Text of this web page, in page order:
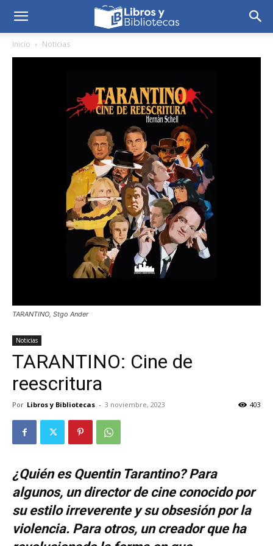
Inicio Noticias
TARANTINO, Stgo Ander
Noticias
TARANTINO: Cine de
reescritura
Por Libros y Bibliotecas - 3 noviembre, 2023 403
¿Quién es Quentin Tarantino? Para
algunos, un director de cine conocido por
su estilo irreverente y su obsesión por la
violencia. Para otros, un creador que ha